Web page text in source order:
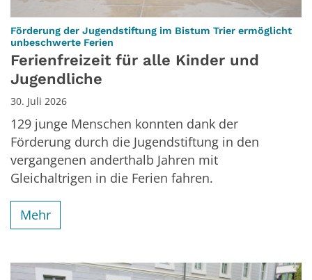
Förderung der Jugendstiftung im Bistum Trier ermöglicht
unbeschwerte Ferien
Ferienfreizeit für alle Kinder und
Jugendliche
30. Juli 2026
129 junge Menschen konnten dank der
Förderung durch die Jugendstiftung in den
vergangenen anderthalb Jahren mit
Gleichaltrigen in die Ferien fahren.
Mehr